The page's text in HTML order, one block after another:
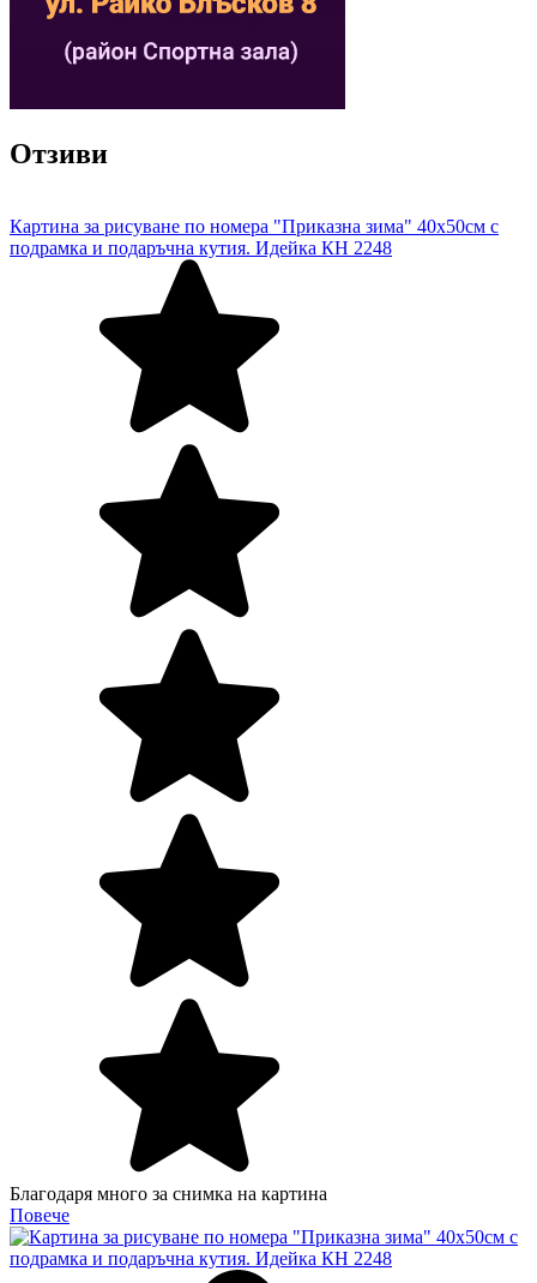
Отзиви
Картина за рисуване по номера "Приказна зима" 40х50см с
подрамка и подаръчна кутия. Идейка КН 2248
Благодаря много за снимка на картина
Повече